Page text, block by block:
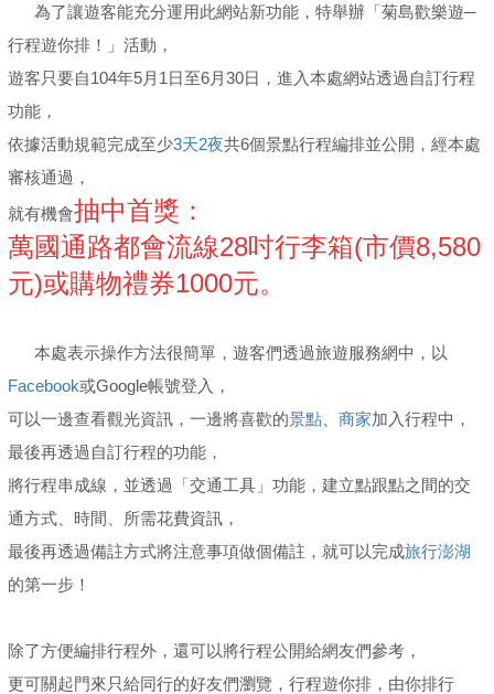
為了讓遊客能充分運用此網站新功能，特舉辦「菊島歡樂遊─
行程遊你排！」活動，
遊客只要自104年5月1日至6月30日，進入本處網站透過自訂行程
功能，
依據活動規範完成至少3天2夜共6個景點行程編排並公開，經本處
審核通過，
就有機會抽中首獎：
萬國通路都會流線28吋行李箱(市價8,580
元)或購物禮券1000元。
本處表示操作方法很簡單，遊客們透過旅遊服務網中，以
Facebook或Google帳號登入，
可以一邊查看觀光資訊，一邊將喜歡的景點 商家加入行程中，
最後再透過自訂行程的功能，
將行程串成線，並透過「交通工具」功能，建立點跟點之間的交
通方式、時間、所需花費資訊，
最後再透過備註方式將注意事項做個備註，就可以完成旅行澎湖
的第一步！
除了方便編排行程外，還可以將行程公開給網友們參考，
更可關起門來只給同行的好友們瀏覽，行程遊你排，由你排行